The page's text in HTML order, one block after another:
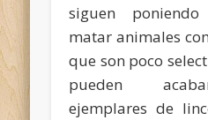
siguen
matar animales
que son poco
pueden
ejemplares de